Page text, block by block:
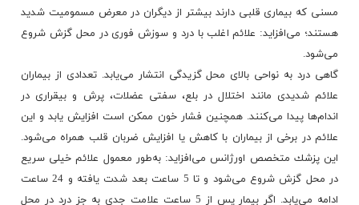
مسنی كه بیماری قلبی دارند بیشتر از دیگران در معرض مسمومیت شدید
هستند؛ می‌افزاید: علائم اغلب با درد و سوزش فوری در محل گزش شروع
می‌شود.
گاهی درد به نواحی بالای محل گزیدگی انتشار می‌یابد. تعدادی از بیماران
علائم شدیدی مانند اختلال در بلع، سفتی عضلات، پرش و بیقراری در
اندام‌ها پیدا می‌كنند. همچنین فشار خون ممكن است افزایش یابد و این
علائم در برخی از بیماران با كاهش یا افزایش ضربان قلب همراه می‌شود.
این پزشك متخصص اورژانس می‌افزاید: به‌طور معمول علائم خیلی سریع
در محل گزش شروع می‌شود و تا 5 ساعت بعد شدت یافته و 24 ساعت
ادامه می‌یابد. اگر بیمار پس از 5 ساعت علامت جدی به جز درد در محل